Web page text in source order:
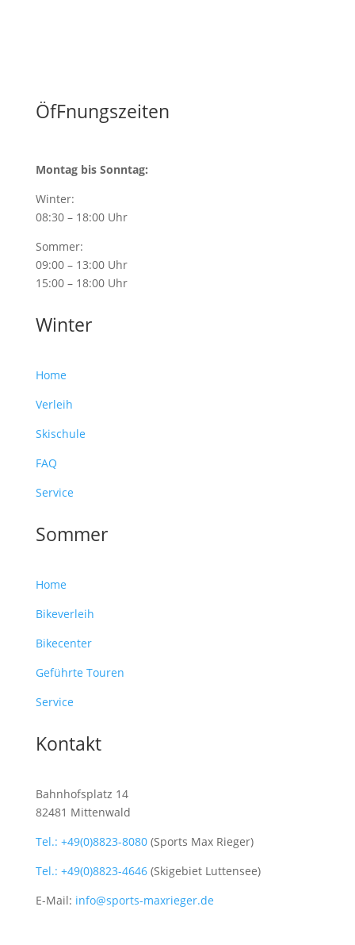
ÖfFnungszeiten
Montag bis Sonntag:
Winter:
08:30 – 18:00 Uhr
Sommer:
09:00 – 13:00 Uhr
15:00 – 18:00 Uhr
Winter
Home
Verleih
Skischule
FAQ
Service
Sommer
Home
Bikeverleih
Bikecenter
Geführte Touren
Service
Kontakt
Bahnhofsplatz 14
82481 Mittenwald
Tel.: +49(0)8823-8080(Sports Max Rieger)
Tel.: +49(0)8823-4646(Skigebiet Luttensee)
E-Mail: info@sports-maxrieger.de